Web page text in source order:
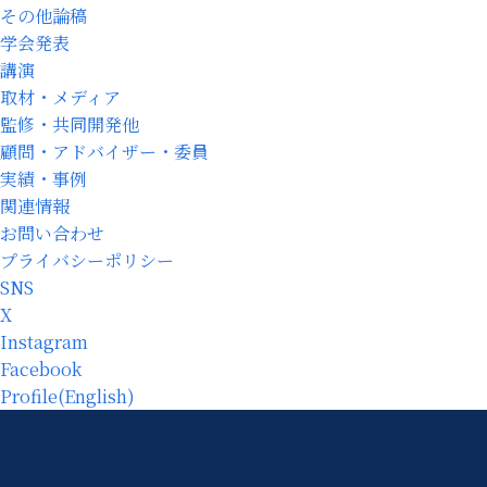
その他論稿
学会発表
講演
取材・メディア
監修・共同開発他
顧問・アドバイザー・委員
実績・事例
関連情報
お問い合わせ
プライバシーポリシー
SNS
X
Instagram
Facebook
Profile(English)